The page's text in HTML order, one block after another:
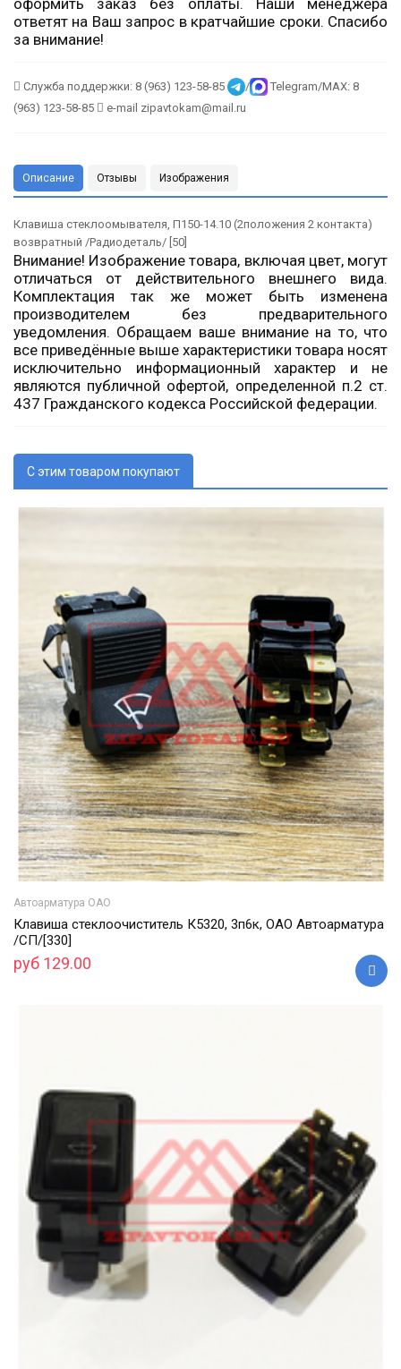
ответят на Ваш запрос в кратчайшие сроки. Спасибо
за внимание!
Служба поддержки: 8 (963) 123-58-85 /
Telegram/MAX: 8
(963) 123-58-85
e-mail zipavtokam@mail.ru
Описание Отзывы Изображения
Клавиша стеклоомывателя, П150-14.10 (2положения 2 контакта)
возвратный /Радиодеталь/ [50]
Внимание! Изображение товара, включая цвет, могут
отличаться от действительного внешнего вида.
Комплектация так же может быть изменена
производителем без предварительного
уведомления. Обращаем ваше внимание на то, что
все приведённые выше характеристики товара носят
исключительно информационный характер и не
являются публичной офертой, определенной п.2 ст.
437 Гражданского кодекса Российской федерации.
С этим товаром покупают
Автоарматура ОАО
Клавиша стеклоочиститель К5320, 3п6к, ОАО Автоарматура
/СП/[330]
руб 129.00